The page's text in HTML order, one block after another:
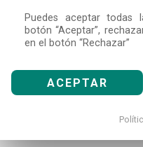
Puedes aceptar todas
botón “Aceptar”,
en el botón “Rechazar”
ACEPTAR